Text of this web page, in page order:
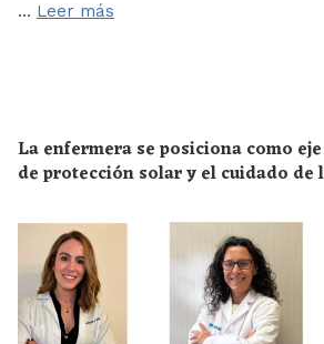
… Leer más
La enfermera se posiciona como
de protección solar y el cuidado de